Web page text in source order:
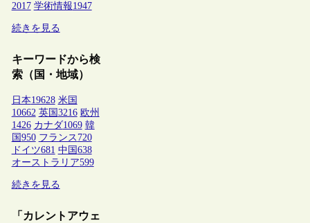
2017 学術情報1947
続きを見る
キーワードから検
索（国・地域）
日本19628 米国
10662 英国 3216 欧州
1426 カナダ1069 韓
国 950 フランス 720
ドイツ681 中国 638
オーストラリア599
続きを見る
「カレントアウェ